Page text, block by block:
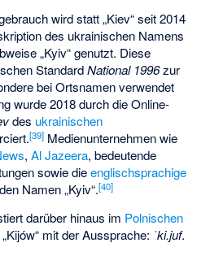
wird statt „Kiev“ seit 2014
des ukrainischen Namens
„Kyiv“ genutzt. Diese
StandardNational 1996zur
bei Ortsnamen verwendet
wurde 2018 durch die Online-
des ukrainischen
[39] Medienunternehmen wie
,Al Jazeera, bedeutende
sowie dieenglischsprachige
Namen „Kyiv“.[40]
darüber hinaus im Polnischen
mit der Aussprache: ˈki.juf.